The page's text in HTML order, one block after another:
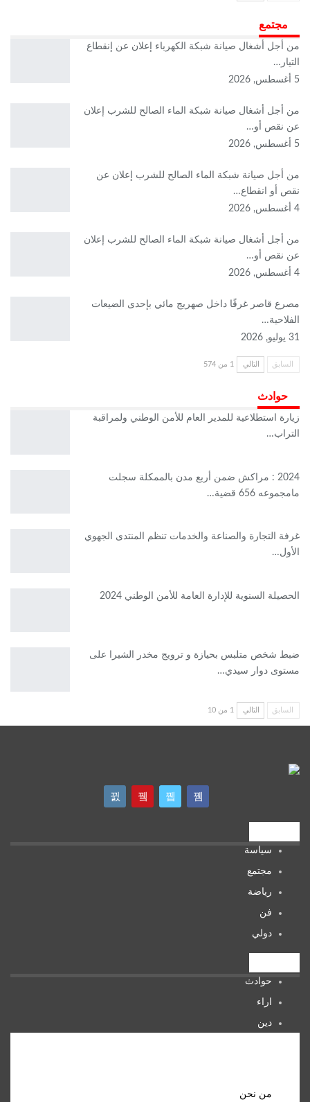
مجتمع
من أجل أشغال صيانة شبكة الكهرباء إعلان عن إنقطاع
التيار…
5 أغسطس, 2026
من أجل أشغال صيانة شبكة الماء الصالح للشرب إعلان
عن نقص أو…
5 أغسطس, 2026
من أجل صيانة شبكة الماء الصالح للشرب إعلان عن
نقص أو انقطاع…
4 أغسطس, 2026
من أجل أشغال صيانة شبكة الماء الصالح للشرب إعلان
عن نقص أو…
4 أغسطس, 2026
مصرع قاصر غرقًا داخل صهريج مائي بإحدى الضيعات
الفلاحية…
31 يوليو, 2026
السابق التالي 1 من 574
حوادث
زيارة استطلاعية للمدير العام للأمن الوطني ولمراقبة
التراب…
2024 : مراكش ضمن أربع مدن بالممكلة سجلت
مامجموعه 656 قضية…
غرفة التجارة والصناعة والخدمات تنظم المنتدى الجهوي
الأول…
الحصيلة السنوية للإدارة العامة للأمن الوطني 2024
ضبط شخص متلبس بحيازة و ترويج مخدر الشيرا على
مستوى دوار سيدي…
السابق التالي 1 من 10
سياسة
مجتمع
رياضة
فن
دولي
حوادث
اراء
دين
من نحن